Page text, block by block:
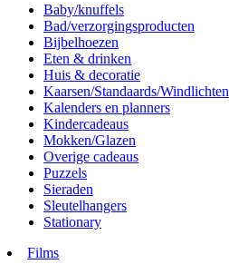
Baby/knuffels
Bad/verzorgingsproducten
Bijbelhoezen
Eten & drinken
Huis & decoratie
Kaarsen/Standaards/Windlichten
Kalenders en planners
Kindercadeaus
Mokken/Glazen
Overige cadeaus
Puzzels
Sieraden
Sleutelhangers
Stationary
Films